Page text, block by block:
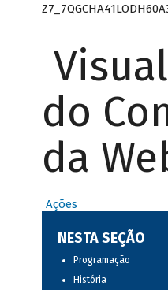
do
da
Ações
NESTA SEÇÃO
Programação
História